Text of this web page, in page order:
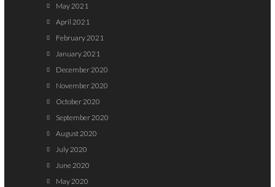
May 2021
April 2021
February 2021
January 2021
December 2020
November 2020
October 2020
September 2020
August 2020
July 2020
June 2020
May 2020